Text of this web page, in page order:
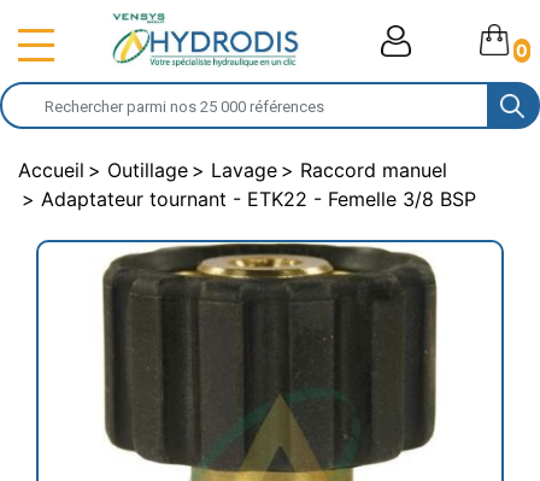
0
Accueil Outillage Lavage
Raccord manuel
Adaptateur tournant - ETK22 - Femelle 3/8 BSP